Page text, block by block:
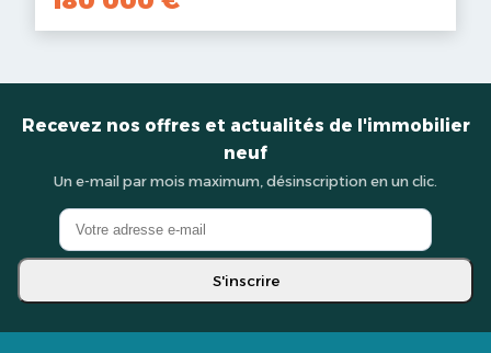
Recevez nos offres et actualités de l'immobilier
neuf
Un e-mail par mois maximum, désinscription en un clic.
S'inscrire